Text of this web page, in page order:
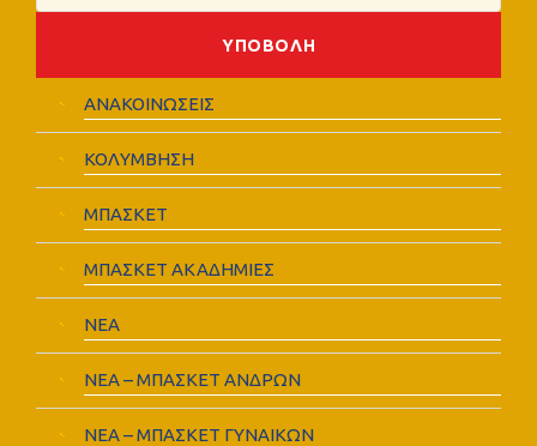
ΑΝΑΚΟΙΝΩΣΕΙΣ
ΚΟΛΥΜΒΗΣΗ
ΜΠΑΣΚΕΤ
ΜΠΑΣΚΕΤ ΑΚΑΔΗΜΙΕΣ
ΝΕΑ
ΝΕΑ – ΜΠΑΣΚΕΤ ΑΝΔΡΩΝ
ΝΕΑ – ΜΠΑΣΚΕΤ ΓΥΝΑΙΚΩΝ